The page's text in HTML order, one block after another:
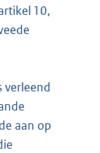
10,
verleend
aan op